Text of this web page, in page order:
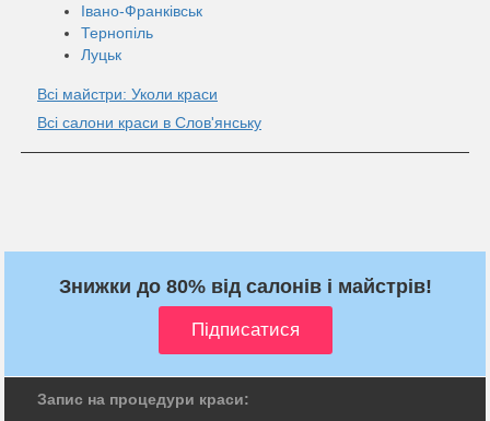
Івано-Франківськ
Тернопіль
Луцьк
Всі майстри: Уколи краси
Всі салони краси в Слов'янську
Знижки до 80% від салонів і майстрів!
Запис на процедури краси: